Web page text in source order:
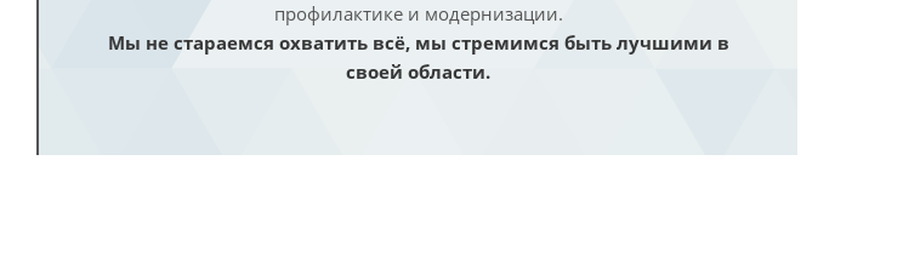
профилактике и модернизации.
Мы не стараемся охватить всё, мы стремимся быть лучшими в
своей области.